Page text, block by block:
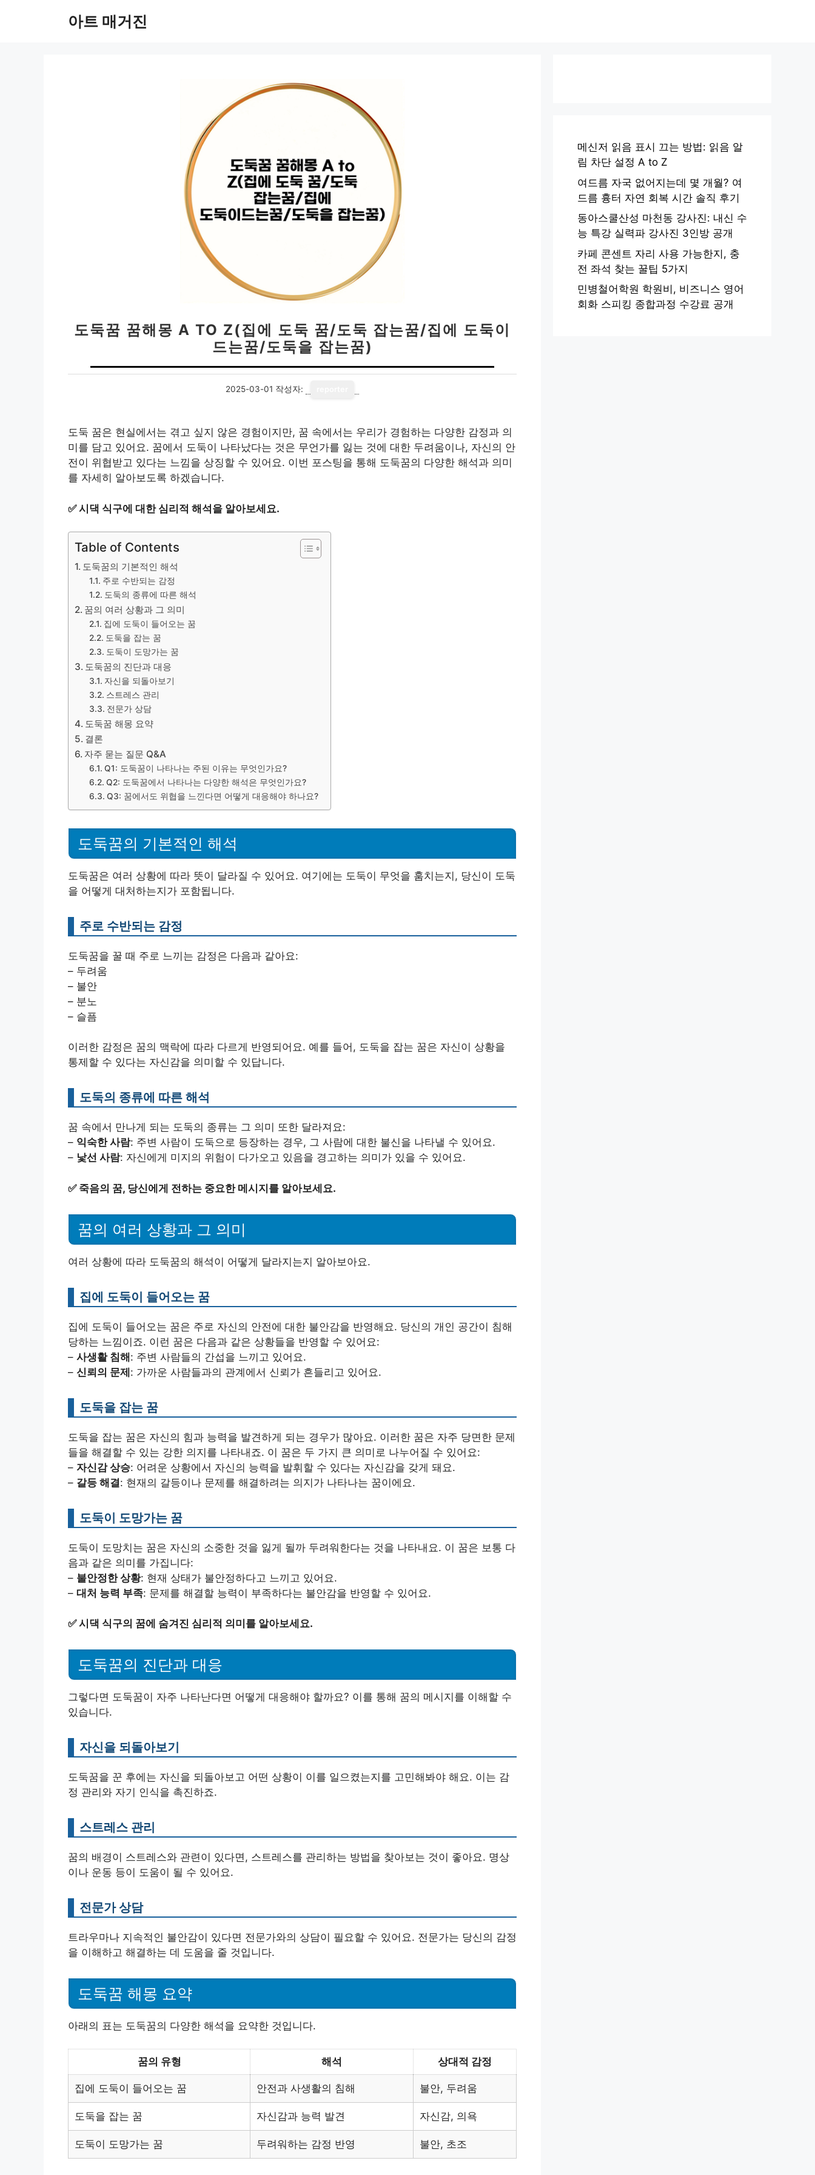
아트 매거진
도둑꿈 꿈해몽 A TO Z(집에 도둑 꿈/도둑 잡는꿈/집에 도둑이
드는꿈/도둑을 잡는꿈)
2025-03-01 작성자:
도둑 꿈은 현실에서는 겪고 싶지 않은 경험이지만, 꿈 속에서는 우리가 경험하는 다양한 감정과 의
미를 담고 있어요. 꿈에서 도둑이 나타났다는 것은 무언가를 잃는 것에 대한 두려움이나, 자신의 안
전이 위협받고 있다는 느낌을 상징할 수 있어요. 이번 포스팅을 통해 도둑꿈의 다양한 해석과 의미
를 자세히 알아보도록 하겠습니다.
✅시댁 식구에 대한 심리적 해석을 알아보세요.
Table of Contents
도둑꿈의 기본적인 해석
주로 수반되는 감정
도둑의 종류에 따른 해석
꿈의 여러 상황과 그 의미
집에 도둑이 들어오는 꿈
도둑을 잡는 꿈
도둑이 도망가는 꿈
도둑꿈의 진단과 대응
자신을 되돌아보기
스트레스 관리
전문가 상담
도둑꿈 해몽 요약
결론
자주 묻는 질문 Q&A
Q1: 도둑꿈이 나타나는 주된 이유는 무엇인가요?
Q2: 도둑꿈에서 나타나는 다양한 해석은 무엇인가요?
Q3: 꿈에서도 위협을 느낀다면 어떻게 대응해야 하나요?
도둑꿈의 기본적인 해석
도둑꿈은 여러 상황에 따라 뜻이 달라질 수 있어요. 여기에는 도둑이 무엇을 훔치는지, 당신이 도둑
을 어떻게 대처하는지가 포함됩니다.
주로 수반되는 감정
도둑꿈을 꿀 때 주로 느끼는 감정은 다음과 같아요:
– 두려움
– 불안
– 분노
– 슬픔
이러한 감정은 꿈의 맥락에 따라 다르게 반영되어요. 예를 들어, 도둑을 잡는 꿈은 자신이 상황을
통제할 수 있다는 자신감을 의미할 수 있답니다.
도둑의 종류에 따른 해석
꿈 속에서 만나게 되는 도둑의 종류는 그 의미 또한 달라져요:
– 익숙한 사람: 주변 사람이 도둑으로 등장하는 경우, 그 사람에 대한 불신을 나타낼 수 있어요.
– 낯선 사람: 자신에게 미지의 위험이 다가오고 있음을 경고하는 의미가 있을 수 있어요.
✅ 죽음의 꿈, 당신에게 전하는 중요한 메시지를 알아보세요.
꿈의 여러 상황과 그 의미
여러 상황에 따라 도둑꿈의 해석이 어떻게 달라지는지 알아보아요.
집에 도둑이 들어오는 꿈
집에 도둑이 들어오는 꿈은 주로 자신의 안전에 대한 불안감을 반영해요. 당신의 개인 공간이 침해
당하는 느낌이죠. 이런 꿈은 다음과 같은 상황들을 반영할 수 있어요:
– 사생활 침해: 주변 사람들의 간섭을 느끼고 있어요.
– 신뢰의 문제: 가까운 사람들과의 관계에서 신뢰가 흔들리고 있어요.
도둑을 잡는 꿈
도둑을 잡는 꿈은 자신의 힘과 능력을 발견하게 되는 경우가 많아요. 이러한 꿈은 자주 당면한 문제
들을 해결할 수 있는 강한 의지를 나타내죠. 이 꿈은 두 가지 큰 의미로 나누어질 수 있어요:
– 자신감 상승: 어려운 상황에서 자신의 능력을 발휘할 수 있다는 자신감을 갖게 돼요.
– 갈등 해결: 현재의 갈등이나 문제를 해결하려는 의지가 나타나는 꿈이에요.
도둑이 도망가는 꿈
도둑이 도망치는 꿈은 자신의 소중한 것을 잃게 될까 두려워한다는 것을 나타내요. 이 꿈은 보통 다
음과 같은 의미를 가집니다:
– 불안정한 상황: 현재 상태가 불안정하다고 느끼고 있어요.
– 대처 능력 부족: 문제를 해결할 능력이 부족하다는 불안감을 반영할 수 있어요.
✅시댁 식구의 꿈에 숨겨진 심리적 의미를 알아보세요.
도둑꿈의 진단과 대응
그렇다면 도둑꿈이 자주 나타난다면 어떻게 대응해야 할까요? 이를 통해 꿈의 메시지를 이해할 수
있습니다.
자신을 되돌아보기
도둑꿈을 꾼 후에는 자신을 되돌아보고 어떤 상황이 이를 일으켰는지를 고민해봐야 해요. 이는 감
정 관리와 자기 인식을 촉진하죠.
스트레스 관리
꿈의 배경이 스트레스와 관련이 있다면, 스트레스를 관리하는 방법을 찾아보는 것이 좋아요. 명상
이나 운동 등이 도움이 될 수 있어요.
전문가 상담
트라우마나 지속적인 불안감이 있다면 전문가와의 상담이 필요할 수 있어요. 전문가는 당신의 감정
을 이해하고 해결하는 데 도움을 줄 것입니다.
도둑꿈 해몽 요약
아래의 표는 도둑꿈의 다양한 해석을 요약한 것입니다.
꿈의 유형 해석 상대적 감정
집에 도둑이 들어오는 꿈 안전과 사생활의 침해 불안, 두려움
도둑을 잡는 꿈 자신감과 능력 발견 자신감, 의욕
도둑이 도망가는 꿈 두려워하는 감정 반영 불안, 초조
메신저 읽음 표시 끄는 방법: 읽음 알
림 차단 설정 A to Z
여드름 자국 없어지는데 몇 개월? 여
드름 흉터 자연 회복 시간 솔직 후기
동아스쿨산성 마천동 강사진: 내신 수
능 특강 실력파 강사진 3인방 공개
카페 콘센트 자리 사용 가능한지, 충
전 좌석 찾는 꿀팁 5가지
민병철어학원 학원비, 비즈니스 영어
회화 스피킹 종합과정 수강료 공개